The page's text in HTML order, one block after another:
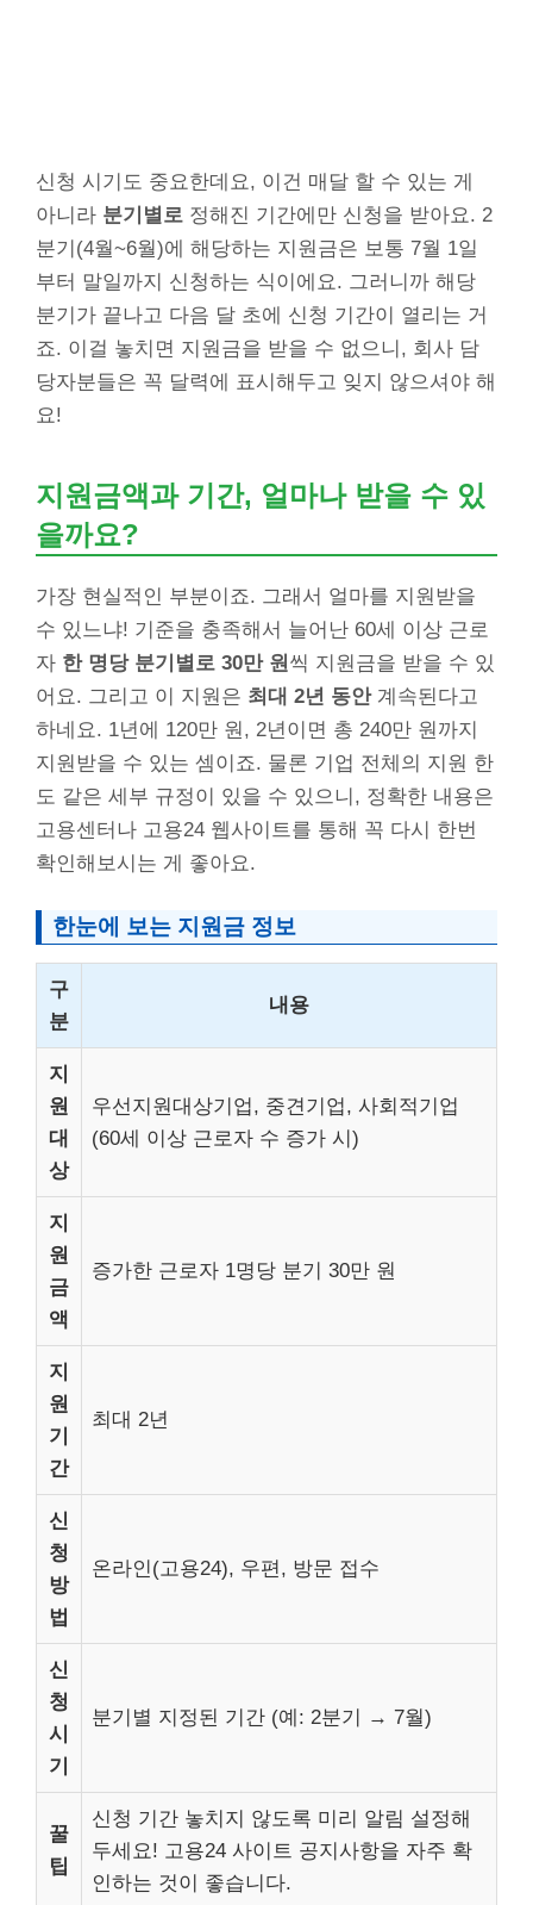
신청 시기도 중요한데요, 이건 매달 할 수 있는 게
아니라 분기별로 정해진 기간에만 신청을 받아요. 2
분기(4월~6월)에 해당하는 지원금은 보통 7월 1일
부터 말일까지 신청하는 식이에요. 그러니까 해당
분기가 끝나고 다음 달 초에 신청 기간이 열리는 거
죠. 이걸 놓치면 지원금을 받을 수 없으니, 회사 담
당자분들은 꼭 달력에 표시해두고 잊지 않으셔야 해
요!
지원금액과 기간, 얼마나 받을 수 있
을까요?
가장 현실적인 부분이죠. 그래서 얼마를 지원받을
수 있느냐! 기준을 충족해서 늘어난 60세 이상 근로
자 한 명당 분기별로 30만 원 씩 지원금을 받을 수 있
어요. 그리고 이 지원은 최대 2년 동안계속된다고
하네요. 1년에 120만 원, 2년이면 총 240만 원까지
지원받을 수 있는 셈이죠. 물론 기업 전체의 지원 한
도 같은 세부 규정이 있을 수 있으니, 정확한 내용은
고용센터나 고용24 웹사이트를 통해 꼭 다시 한번
확인해보시는 게 좋아요.
한눈에 보는 지원금 정보
구
분
내용
지
원
대
상
우선지원대상기업, 중견기업, 사회적기업
(60세 이상 근로자 수 증가 시)
지
원
금
액
증가한 근로자 1명당 분기 30만 원
지
원
기
간
최대 2년
신
청
방
법
온라인(고용24), 우편, 방문 접수
신
청
시
기
분기별 지정된 기간 (예: 2분기 → 7월)
꿀
팁
신청 기간 놓치지 않도록 미리 알림 설정해
두세요! 고용24 사이트 공지사항을 자주 확
인하는 것이 좋습니다.